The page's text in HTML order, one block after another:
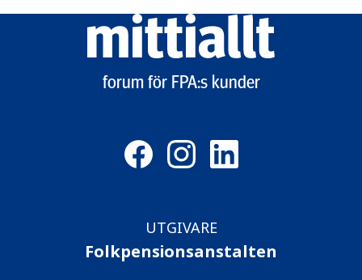
Mittiallt
forum för FPA:s kunder
UTGIVARE
Folkpensionsanstalten